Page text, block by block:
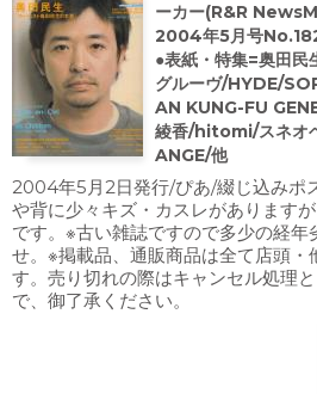
ーカー(R&R
2004年5月号
●表紙・特集=奥田
グルーヴ/HYDE/
AN KUNG-FU
綾香/hitomi/スネオ
ANGE/他
2004年5月2日発行/ぴあ/綴じ込みポ
や背に少々キズ・カスレがあります
です。※古い雑誌ですので多少の経年
せ。※掲載品、通販商品は全て店頭・
す。売り切れの際はキャンセル処理
で、御了承ください。